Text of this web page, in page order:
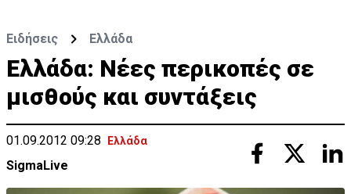
Ειδήσεις Ελλάδα
Ελλάδα: Νέες περικοπές σε
μισθούς και συντάξεις
01.09.2012 09:28 Ελλάδα
SigmaLive